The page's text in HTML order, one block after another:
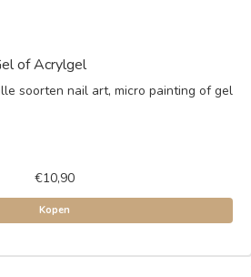
of Acrylgel
soorten nail art, micro painting of gel
€10,90
Kopen